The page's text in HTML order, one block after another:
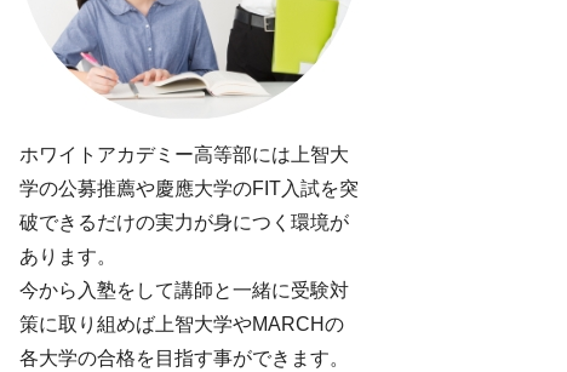
ホワイトアカデミー高等部には上智大
学の公募推薦や慶應大学のFIT入試を突
破できるだけの実力が身につく環境が
あります。
今から入塾をして講師と一緒に受験対
策に取り組めば上智大学やMARCHの
各大学の合格を目指す事ができます。